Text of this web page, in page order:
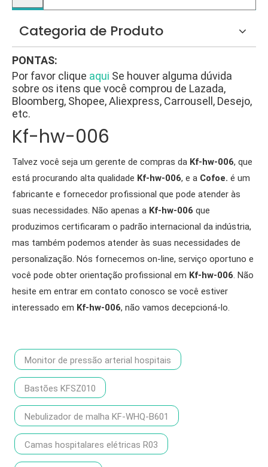
Categoria de Produto
PONTAS:
Por favor clique aqui Se houver alguma dúvida
sobre os itens que você comprou de Lazada,
Bloomberg, Shopee, Aliexpress, Carrousell, Desejo,
etc.
Kf-hw-006
Talvez você seja um gerente de compras da Kf-hw-006, que
está procurando alta qualidade Kf-hw-006, e a Cofoe. é um
fabricante e fornecedor profissional que pode atender às
suas necessidades. Não apenas a Kf-hw-006 que
produzimos certificaram o padrão internacional da indústria,
mas também podemos atender às suas necessidades de
personalização. Nós fornecemos on-line, serviço oportuno e
você pode obter orientação profissional em Kf-hw-006. Não
hesite em entrar em contato conosco se você estiver
interessado em Kf-hw-006, não vamos decepcioná-lo.
Monitor de pressão arterial hospitais
Bastões KFSZ010
Nebulizador de malha KF-WHQ-B601
Camas hospitalares elétricas R03